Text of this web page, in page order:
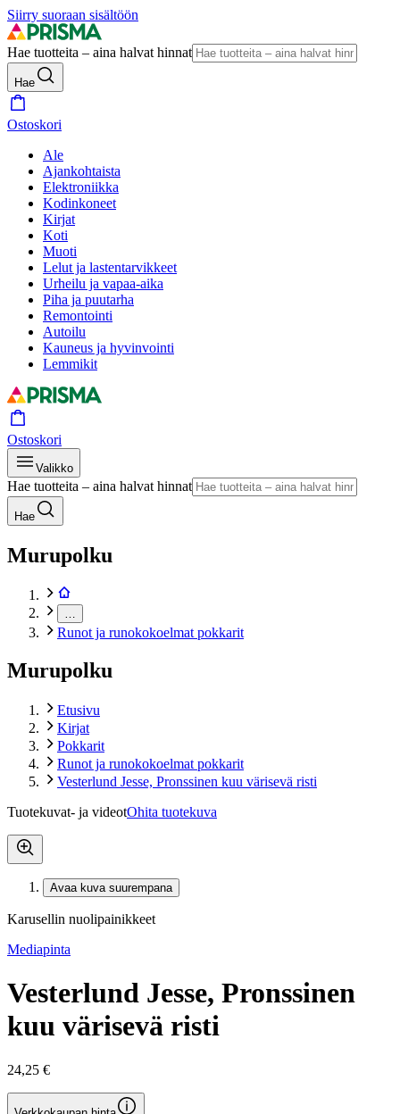
Siirry suoraan sisältöön
Hae tuotteita – aina halvat hinnat
Hae
Ostoskori
Ale
Ajankohtaista
Elektroniikka
Kodinkoneet
Kirjat
Koti
Muoti
Lelut ja lastentarvikkeet
Urheilu ja vapaa-aika
Piha ja puutarha
Remontointi
Autoilu
Kauneus ja hyvinvointi
Lemmikit
Ostoskori
Valikko
Hae tuotteita – aina halvat hinnat
Hae
Murupolku
Runot ja runokokoelmat pokkarit
Murupolku
Etusivu
Kirjat
Pokkarit
Runot ja runokokoelmat pokkarit
Vesterlund Jesse, Pronssinen kuu värisevä risti
Tuotekuvat- ja videotOhita tuotekuva
Avaa kuva suurempana
Karusellin nuolipainikkeet
Mediapinta
Vesterlund Jesse, Pronssinen
kuu värisevä risti
24,25 €